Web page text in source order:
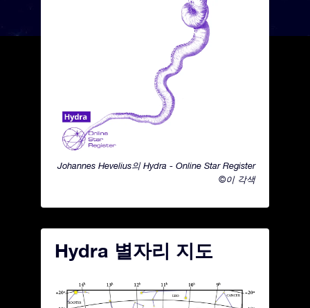
Johannes Hevelius의 Hydra - Online Star Register
©이 각색
Hydra 별자리 지도